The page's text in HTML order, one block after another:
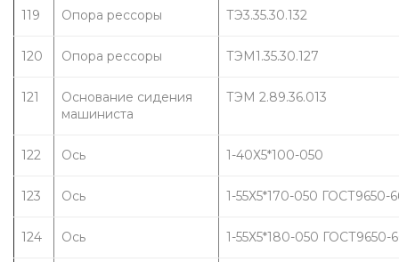
119 Опора рессоры ТЭ3.35.30.132
120 Опора рессоры ТЭМ1.35.30.127
121
Основание сидения
машиниста
ТЭМ 2.89.36.013
122 Ось 1-40Х5*100-050
123 Ось 1-55Х5*170-050 ГОСТ9650-
124 Ось 1-55Х5*180-050 ГОСТ9650-